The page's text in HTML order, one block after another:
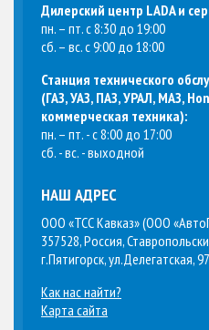
Дилерский центр LADA и
пн. – пт. с 8:30 до 19:00
сб. – вс. с 9:00 до 18:00
Станция технического
(ГАЗ, УАЗ, ПАЗ, УРАЛ, МАЗ,
коммерческая техника):
пн. – пт. - с 8:00 до 17:00
сб. - вс. - выходной
НАШ АДРЕС
ООО «ТСС Кавказ» (ООО
357528, Россия,
г.Пятигорск, ул.Делегатская,
Как нас найти?
Карта сайта